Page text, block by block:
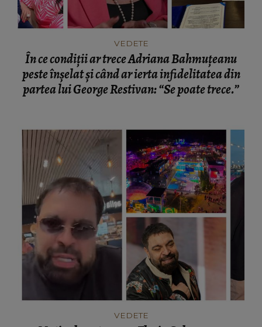
VEDETE
În ce condiții ar trece Adriana Bahmuțeanu
peste înșelat și când ar ierta infidelitatea din
partea lui George Restivan: “Se poate trece.”
VEDETE